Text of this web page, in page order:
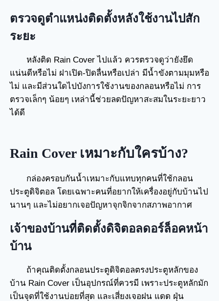
ตรวจดูตำแหน่งติดตั้งหลังใช้งานไปสัก
ระยะ
หลังติด Rain Cover ไปแล้ว ควรตรวจดูว่ายังยึด
แน่นดีหรือไม่ ฝาเปิด-ปิดลื่นหรือเปล่า มีน้ำขังตามมุมหรือ
ไม่ และมีส่วนใดไปบังการใช้งานของกลอนหรือไม่ การ
ตรวจเล็กๆ น้อยๆ เหล่านี้ช่วยลดปัญหาสะสมในระยะยาว
ได้ดี
Rain Cover เหมาะกับใครบ้าง?
กล่องครอบกันน้ำเหมาะกับแทบทุกคนที่ใช้กลอน
ประตูดิจิตอล โดยเฉพาะคนที่อยากให้เครื่องอยู่กับบ้านไป
นานๆ และไม่อยากเจอปัญหาจุกจิกจากสภาพอากาศ
เจ้าของบ้านที่ติดตั้งดิจิตอลดอร์ล็อคหน้า
บ้าน
ถ้าคุณติดตั้งกลอนประตูดิจิตอลตรงประตูหลักของ
บ้าน Rain Cover เป็นอุปกรณ์ที่ควรมี เพราะประตูหลักมัก
เป็นจุดที่ใช้งานบ่อยที่สุด และเสี่ยงเจอฝน แดด ฝุ่น